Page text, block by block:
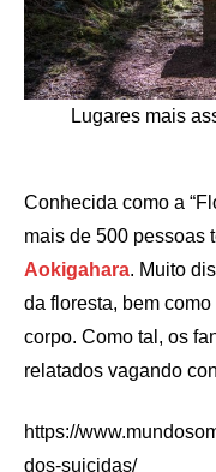
Lugares mais
Conhecida como a
mais de 500 pessoas
Aokigahara. Muito
da floresta, bem
corpo. Como tal, os
relatados vagando
https://
dos-suicidas/